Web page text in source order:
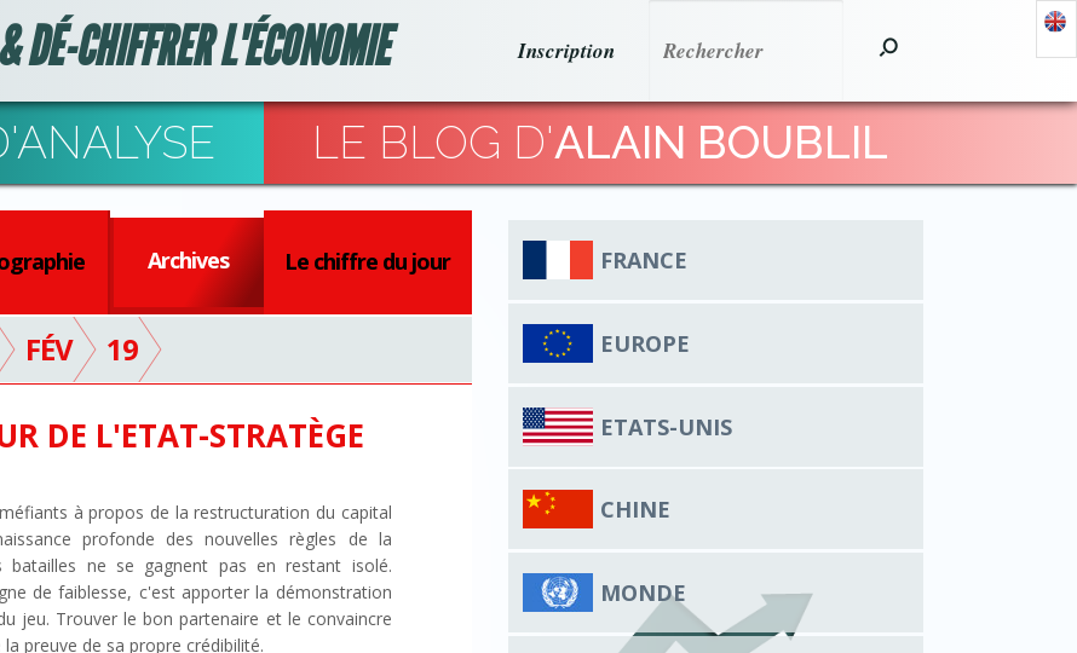
DÉ-CHIFFRER L'ÉCONOMIE Inscription
LE BLOG D'ALAIN BOUBLIL
Archives Le chiffre du jour
FÉV 19
DE L'ETAT-STRATÈGE
à propos de la restructuration du capital
profonde des nouvelles règles de la
batailles ne se gagnent pas en restant isolé.
de faiblesse, c'est apporter la démonstration
jeu. Trouver le bon partenaire et le convaincre
preuve de sa propre crédibilité.
FRANCE
EUROPE
ETATS-UNIS
CHINE
MONDE